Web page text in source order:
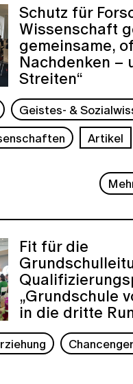
Schutz für
Wissenschaft
gemeinsame,
Nachdenken –
Streiten“
Geistes- &
Artikel
Fit für die
„Grundschule
in die dritte